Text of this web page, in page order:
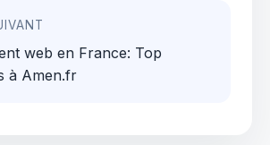
web en France: Top
à Amen.fr